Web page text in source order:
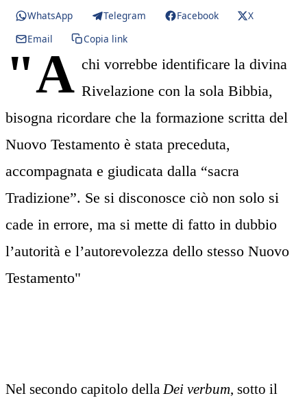
WhatsApp Telegram Facebook
X
Email
Copia link
"A chi vorrebbe identificare la divina
Rivelazione con la sola Bibbia,
bisogna ricordare che la formazione scritta del
Nuovo Testamento è stata preceduta,
accompagnata e giudicata dalla “sacra
Tradizione”. Se si disconosce ciò non solo si
cade in errore, ma si mette di fatto in dubbio
l’autorità e l’autorevolezza dello stesso Nuovo
Testamento"
Nel secondo capitolo della Dei verbum, sotto il